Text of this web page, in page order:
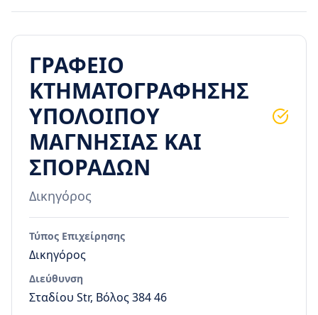
ΓΡΑΦΕΙΟ
ΚΤΗΜΑΤΟΓΡΑΦΗΣΗΣ
ΥΠΟΛΟΙΠΟΥ
ΜΑΓΝΗΣΙΑΣ ΚΑΙ
ΣΠΟΡΑΔΩΝ
Δικηγόρος
Τύπος Επιχείρησης
Δικηγόρος
Διεύθυνση
Σταδίου Str, Βόλος 384 46